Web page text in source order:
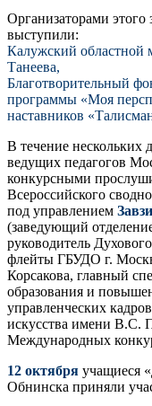
Организаторами этого
выступили:
Калужский
Танеева,
Благотворительный
программы «Моя
наставников
В течение нескольких
ведущих педагогов
конкурсными
Всероссийского
под управлением
(заведующий
руководитель
флейты ГБУДО г.
Корсакова, главный
образования и
управленческих
искусства имени В.С.
Международных
12 октября учащиеся
Обнинска приняли